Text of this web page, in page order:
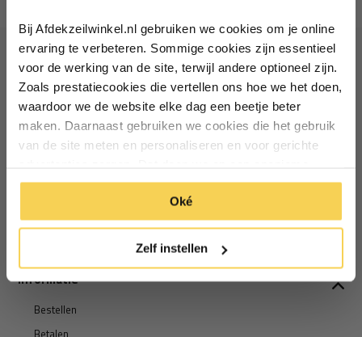
Bij Afdekzeilwinkel.nl gebruiken we cookies om je online
ervaring te verbeteren. Sommige cookies zijn essentieel
voor de werking van de site, terwijl andere optioneel zijn.
Zoals prestatiecookies die vertellen ons hoe we het doen,
waardoor we de website elke dag een beetje beter
maken. Daarnaast gebruiken we cookies die het gebruik
van de site meten en personaliseren en voor gerichte
manier. Klik op 'Oké' om alle cookies te accepteren. Of
klik op ‘alleen essentiele’ als je niet akkoord gaat met
cookies.
Oké
Zelf instellen
Ontvang €5 korting
Schrijf je in voor de nieuwsbrief en ontvang €5 welkomstkorting!
Email
Informatie
Bestellen
Betalen
Vul je e-mailadres in‍⁪⁪
Particulier Zakelijk
Inschrijven
*Geldig bij minimale besteding vanaf €75